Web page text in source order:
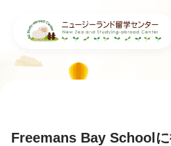
Freemans Bay Schoolに